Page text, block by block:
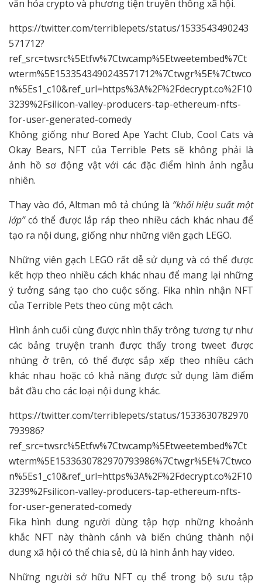
văn hóa crypto và phương tiện truyền thông xã hội.
https://twitter.com/terriblepets/status/1533543490243
571712?
ref_src=twsrc%5Etfw%7Ctwcamp%5Etweetembed%7Ct
wterm%5E1533543490243571712%7Ctwgr%5E%7Ctwco
n%5Es1_c10&ref_url=https%3A%2F%2Fdecrypt.co%2F10
3239%2Fsilicon-valley-producers-tap-ethereum-nfts-
for-user-generated-comedy
Không giống như Bored Ape Yacht Club, Cool Cats và
Okay Bears, NFT của Terrible Pets sẽ không phải là
ảnh hồ sơ động vật với các đặc điểm hình ảnh ngẫu
nhiên.
Thay vào đó, Altman mô tả chúng là “khối hiệu suất một
lớp”có thể được lắp ráp theo nhiều cách khác nhau để
tạo ra nội dung, giống như những viên gạch LEGO.
Những viên gạch LEGO rất dễ sử dụng và có thể được
kết hợp theo nhiều cách khác nhau để mang lại những
ý tưởng sáng tạo cho cuộc sống. Fika nhìn nhận NFT
của Terrible Pets theo cùng một cách.
Hình ảnh cuối cùng được nhìn thấy trông tương tự như
các bảng truyện tranh được thấy trong tweet được
nhúng ở trên, có thể được sắp xếp theo nhiều cách
khác nhau hoặc có khả năng được sử dụng làm điểm
bắt đầu cho các loại nội dung khác.
https://twitter.com/terriblepets/status/1533630782970
793986?
ref_src=twsrc%5Etfw%7Ctwcamp%5Etweetembed%7Ct
wterm%5E1533630782970793986%7Ctwgr%5E%7Ctwco
n%5Es1_c10&ref_url=https%3A%2F%2Fdecrypt.co%2F10
3239%2Fsilicon-valley-producers-tap-ethereum-nfts-
for-user-generated-comedy
Fika hình dung người dùng tập hợp những khoảnh
khắc NFT này thành cảnh và biến chúng thành nội
dung xã hội có thể chia sẻ, dù là hình ảnh hay video.
Những người sở hữu NFT cụ thể trong bộ sưu tập